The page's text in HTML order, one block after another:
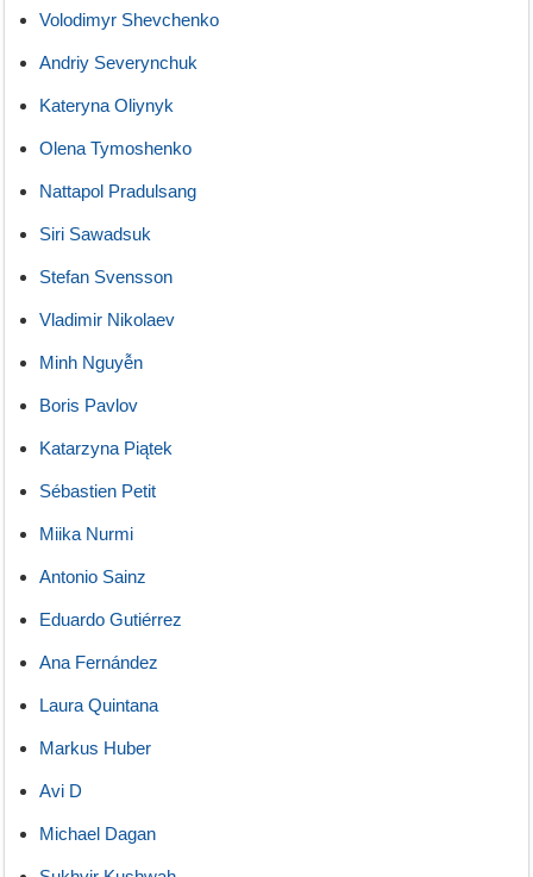
Volodimyr Shevchenko
Andriy Severynchuk
Kateryna Oliynyk
Olena Tymoshenko
Nattapol Pradulsang
Siri Sawadsuk
Stefan Svensson
Vladimir Nikolaev
Minh Nguyễn
Boris Pavlov
Katarzyna Piątek
Sébastien Petit
Miika Nurmi
Antonio Sainz
Eduardo Gutiérrez
Ana Fernández
Laura Quintana
Markus Huber
Avi D
Michael Dagan